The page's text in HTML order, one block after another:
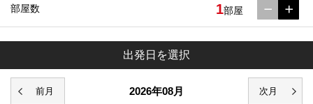
部屋数 1部屋
出発日を選択
2026年08月